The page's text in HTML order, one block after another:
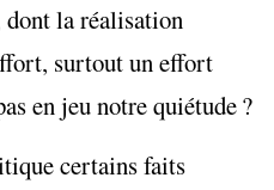
dont la réalisation
surtout un effort
en jeu notre quiétude ?
certains faits